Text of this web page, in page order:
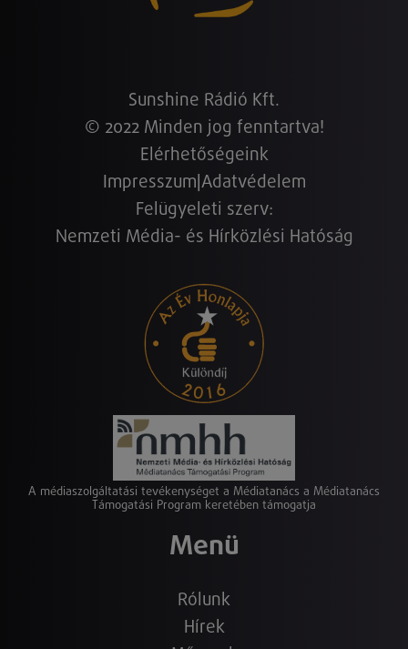
Sunshine Rádió Kft.
© 2022 Minden jog fenntartva!
Elérhetőségeink
Impresszum Adatvédelem
Felügyeleti szerv:
Nemzeti Média- és Hírközlési Hatóság
A médiaszolgáltatási tevékenységet a Médiatanács a Médiatanács
Támogatási Program keretében támogatja
Menü
Rólunk
Hírek